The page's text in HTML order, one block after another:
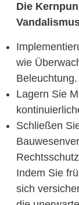
Die
wie
Beleuchtung.
Lagern Sie
Schließen
Indem Sie
sich